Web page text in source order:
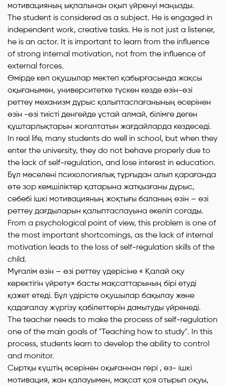
мотивацияның ықпалынан оқып үйренуі маңызды.
The student is considered as a subject. He is engaged in
independent work, creative tasks. He is not just a listener,
he is an actor. It is important to learn from the influence
of strong internal motivation, not from the influence of
external forces.
Өмірде көп оқушылар мектеп қабырғасында жақсы
оқығанымен, университетке түскен кезде өзін-өзі
реттеу механизм дұрыс қалыптаспағанының әсерінен
өзін -өзі тиісті денгейде ұстай алмай, білімге деген
құштарлықтарын жоғалтатын жағдайларда кездеседі.
In real life, many students do well in school, but when they
enter the university, they do not behave properly due to
the lack of self-regulation, and lose interest in education.
Бұл мәселені психологиялық тұрғыдан алып қарағанда
өте зор кемшіліктер қатарына жатқызғаны дұрыс,
себебі ішкі мотивацияның жоқтығы баланың өзін – өзі
реттеу дағдыларын қалыптаспауына әкеліп соғады.
From a psychological point of view, this problem is one of
the most important shortcomings, as the lack of internal
motivation leads to the loss of self-regulation skills of the
child.
Мұғалім өзін – өзі реттеу үдерісіне « Қалай оқу
керектігін үйрету» басты мақсаттарының бірі етуді
қажет етеді. Бұл үдірісте оқушылар бақылау және
қадағалау жүргізу қабілеттерін дамытуды үйренеді.
The teacher needs to make the process of self-regulation
one of the main goals of "Teaching how to study". In this
process, students learn to develop the ability to control
and monitor.
Сыртқы күштің әсерінен оқығаннан гөрі , өз- ішкі
мотивация, жан қалауымен, мақсат қоя отырып оқуы,